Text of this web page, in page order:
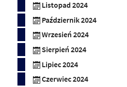
Listopad 2024
Październik 2024
Wrzesień 2024
Sierpień 2024
Lipiec 2024
Czerwiec 2024